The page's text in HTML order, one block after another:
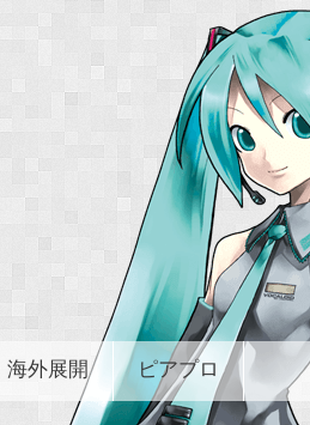
海外展開 ピアプロ